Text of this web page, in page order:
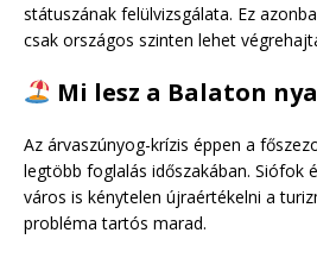
státuszának felülvizsgálata. Ez
csak országos szinten lehet
Mi lesz a Balaton
Az árvaszúnyog-krízis éppen a
legtöbb foglalás időszakában. Siófok
város is kénytelen újraértékelni a
probléma tartós marad.